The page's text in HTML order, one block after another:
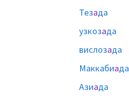
Тезада
узкозада
вислозада
Маккабиада
Азиада